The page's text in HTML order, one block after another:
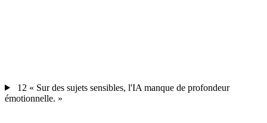
12 « Sur des sujets sensibles, l'IA manque de profondeur
émotionnelle. »